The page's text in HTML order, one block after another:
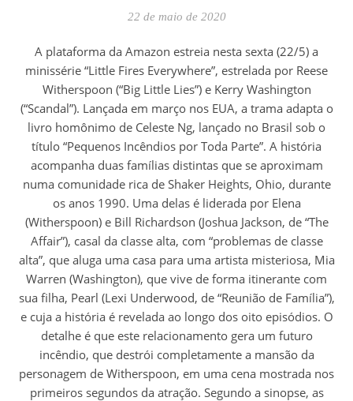
22 de maio de 2020
A plataforma da Amazon estreia nesta sexta (22/5) a
minissérie “Little Fires Everywhere”, estrelada por Reese
Witherspoon (“Big Little Lies”) e Kerry Washington
(“Scandal”). Lançada em março nos EUA, a trama adapta o
livro homônimo de Celeste Ng, lançado no Brasil sob o
título “Pequenos Incêndios por Toda Parte”. A história
acompanha duas famílias distintas que se aproximam
numa comunidade rica de Shaker Heights, Ohio, durante
os anos 1990. Uma delas é liderada por Elena
(Witherspoon) e Bill Richardson (Joshua Jackson, de “The
Affair”), casal da classe alta, com “problemas de classe
alta”, que aluga uma casa para uma artista misteriosa, Mia
Warren (Washington), que vive de forma itinerante com
sua filha, Pearl (Lexi Underwood, de “Reunião de Família”),
e cuja a história é revelada ao longo dos oito episódios. O
detalhe é que este relacionamento gera um futuro
incêndio, que destrói completamente a mansão da
personagem de Witherspoon, em uma cena mostrada nos
primeiros segundos da atração. Segundo a sinopse, as